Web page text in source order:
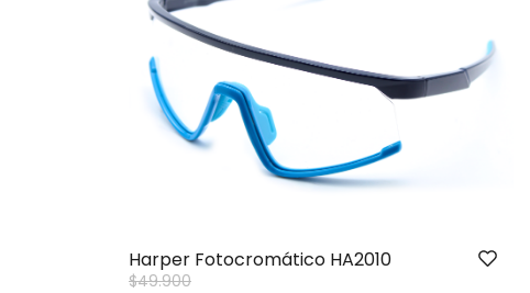
Harper Fotocromático HA2010
Price reduced from
$49.900to